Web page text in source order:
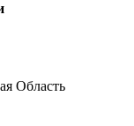
Область